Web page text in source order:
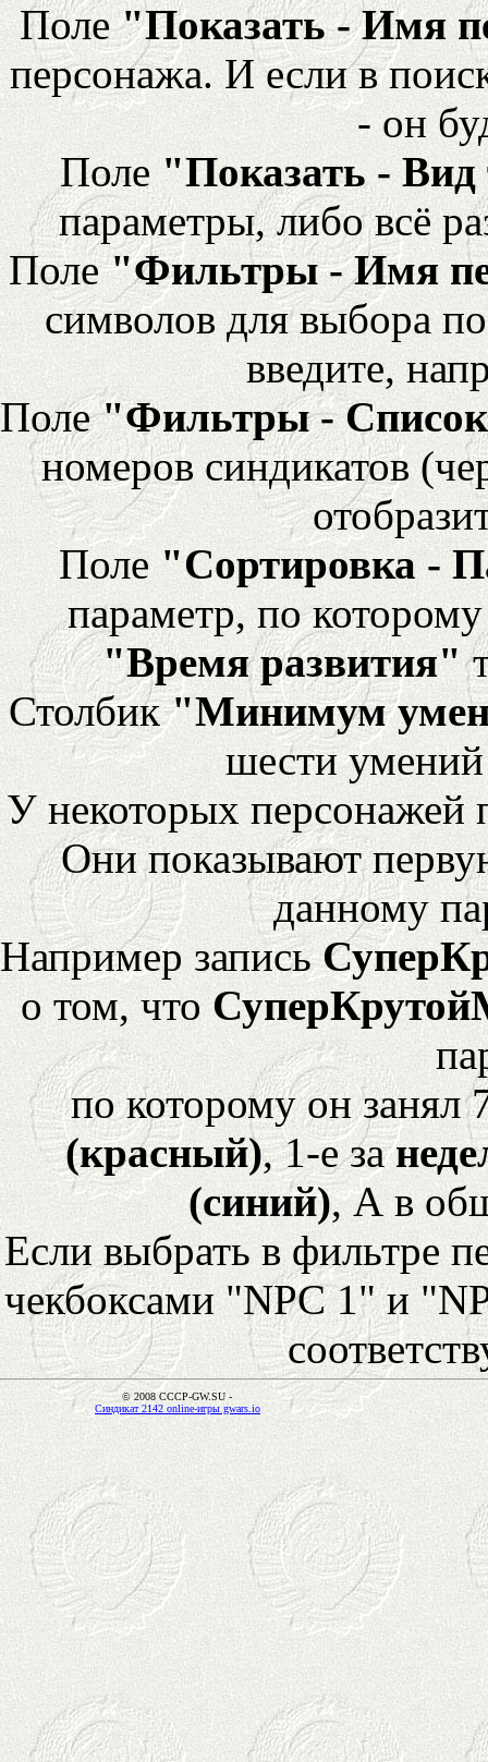
Поле"Показать - Имя
персонажа. И если в
- он
Поле "Показать -
параметры, либо всё
Поле"Фильтры - Имя
символов для выбора
введите,
Поле"Фильтры - Список
номеров синдикатов
Поле "Сортировка -
параметр, по
"Время развития"
Столбик"Минимум
шести
У некоторых персонажей
Они показывают
данному
Например запись
о том, что
по которому он
(красный), 1-е за
(синий), А в
Если выбрать в фильтре
чекбоксами "NPC 1" и
© 2008 CCCP-GW.SU -
Синдикат 2142 online-игры gwars.io